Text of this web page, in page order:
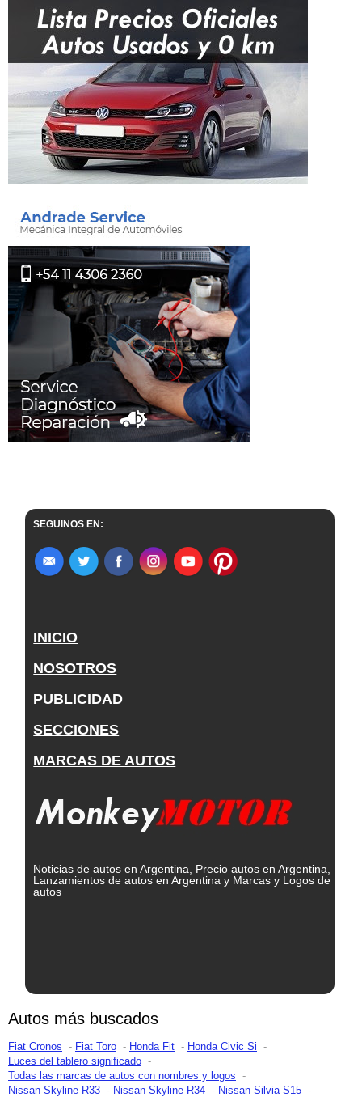
SEGUINOS EN:
INICIO
NOSOTROS
PUBLICIDAD
SECCIONES
MARCAS DE AUTOS
Noticias de autos en Argentina, Precio autos en Argentina,
Lanzamientos de autos en Argentina y Marcas y Logos de
autos
Autos más buscados
Fiat Cronos Fiat Toro Honda Fit
Honda Civic Si
Luces del tablero significado
Todas las marcas de autos con nombres y logos
Nissan Skyline R33
Nissan Skyline R34 Nissan Silvia S15